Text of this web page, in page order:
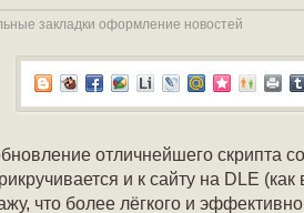
закладки оформление новостей
отличнейшего скрипта
и к сайту на DLE
что более лёгкого и